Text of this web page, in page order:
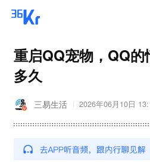
重启QQ宠物，QQ
多久
三易生活 2026年06月10日